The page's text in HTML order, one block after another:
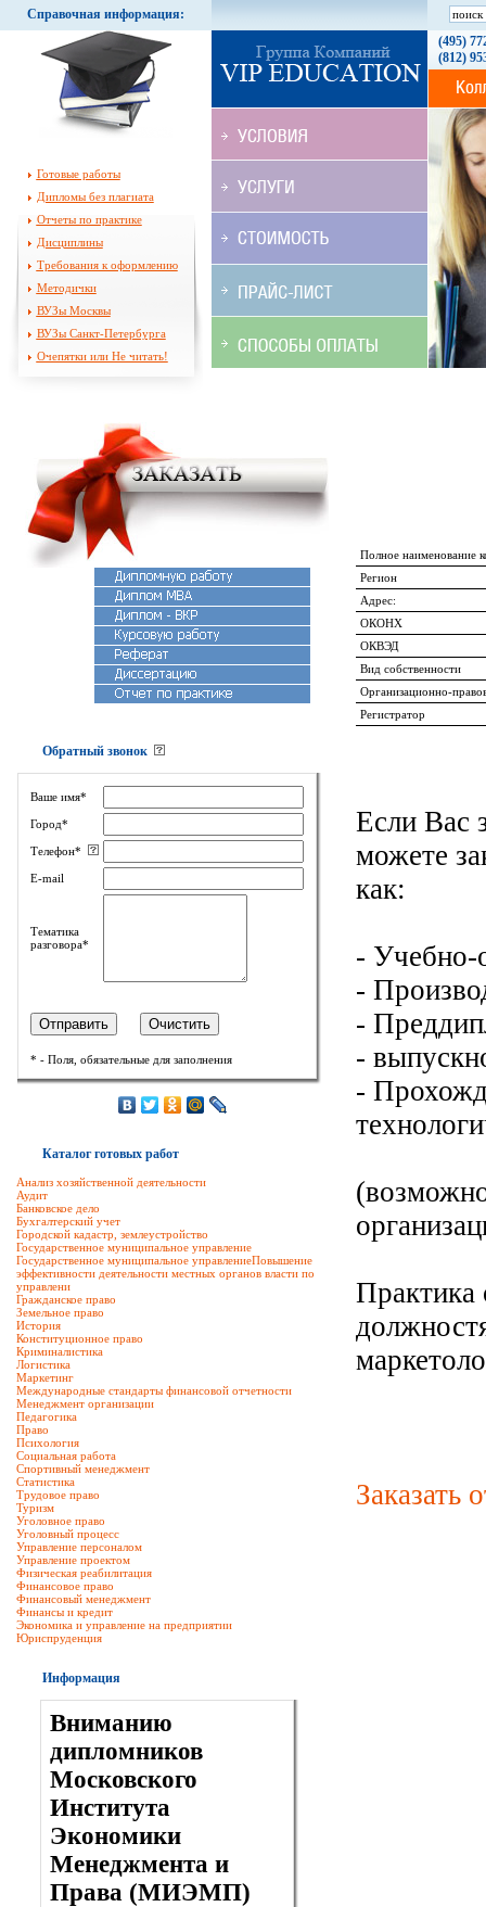
Справочная информация:
Готовые работы
Дипломы без плагиата
Отчеты по практике
Дисциплины
Требования к оформлению
Методички
ВУЗы Москвы
ВУЗы Санкт-Петербурга
Очепятки или Не читать!
(495)
(812)
Обратный звонок
Ваше имя*
Город*
Телефон*
E-mail
Тематика
разговора*
* - Поля, обязательные для заполнения
Каталог готовых работ
Анализ хозяйственной деятельности
Аудит
Банковское дело
Бухгалтерский учет
Городской кадастр, землеустройство
Государственное муниципальное управление
Государственное муниципальное управлениеПовышение
эффективности деятельности местных органов власти по
управлени
Гражданское право
Земельное право
История
Конституционное право
Криминалистика
Логистика
Маркетинг
Международные стандарты финансовой отчетности
Менеджмент организации
Педагогика
Право
Психология
Социальная работа
Спортивный менеджмент
Статистика
Трудовое право
Туризм
Уголовное право
Уголовный процесс
Управление персоналом
Управление проектом
Физическая реабилитация
Финансовое право
Финансовый менеджмент
Финансы и кредит
Экономика и управление на предприятии
Юриспруденция
Информация
Вниманию
дипломников
Московского
Института
Экономики
Менеджмента и
Права (МИЭМП)
Полное наименование
Регион
Адрес:
ОКОНХ
ОКВЭД
Вид собственности
Организационно-
Регистратор
Если Вас
можете
как:
- Учебно-
-
-
-
-
Практика
Заказать